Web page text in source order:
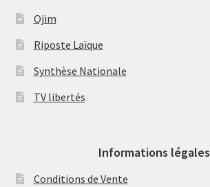
Ojim
Riposte Laïque
Synthèse Nationale
TV libertés
Informations légales
Conditions de Vente